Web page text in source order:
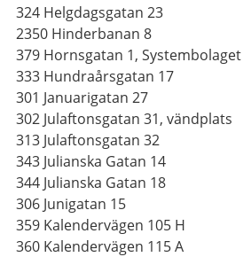
324 Helgdagsgatan 23
2350 Hinderbanan 8
379 Hornsgatan 1, Systembolaget
333 Hundraårsgatan 17
301 Januarigatan 27
302 Julaftonsgatan 31, vändplats
313 Julaftonsgatan 32
343 Julianska Gatan 14
344 Julianska Gatan 18
306 Junigatan 15
359 Kalendervägen 105 H
360 Kalendervägen 115 A